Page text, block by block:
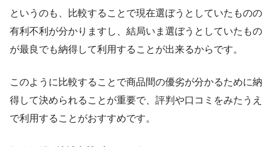
というのも、比較することで現在選ぼうとしていたものの
有利不利が分かりますし、結局いま選ぼうとしていたもの
が最良でも納得して利用することが出来るからです。
このように比較することで商品間の優劣が分かるために納
得して決められることが重要で、評判や口コミをみたうえ
で利用することがおすすめです。